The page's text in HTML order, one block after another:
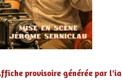
provisoire générée par l'ia